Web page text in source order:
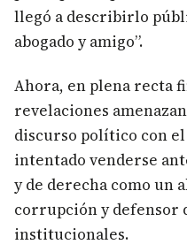
llegó a describirlo
abogado y amigo”.
Ahora, en plena recta
revelaciones
discurso político con
intentado venderse
y de derecha como un
corrupción y defensor
institucionales.